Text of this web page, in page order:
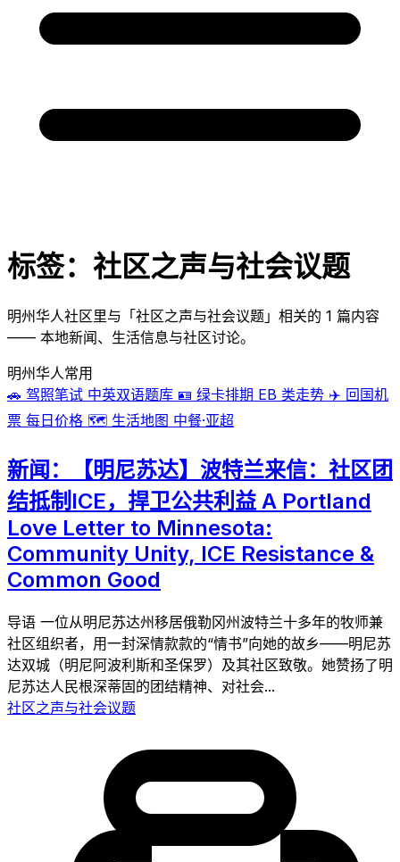
标签：社区之声与社会议题
明州华人社区里与「社区之声与社会议题」相关的 1 篇内容
—— 本地新闻、生活信息与社区讨论。
明州华人常用
🚗 驾照笔试 中英双语题库 🪪 绿卡排期 EB 类走势 ✈️ 回国机
票 每日价格 🗺️ 生活地图 中餐·亚超
新闻：【明尼苏达】波特兰来信：社区团
结抵制ICE，捍卫公共利益 A Portland
Love Letter to Minnesota:
Community Unity, ICE Resistance &
Common Good
导语 一位从明尼苏达州移居俄勒冈州波特兰十多年的牧师兼
社区组织者，用一封深情款款的“情书”向她的故乡——明尼苏
达双城（明尼阿波利斯和圣保罗）及其社区致敬。她赞扬了明
尼苏达人民根深蒂固的团结精神、对社会...
社区之声与社会议题